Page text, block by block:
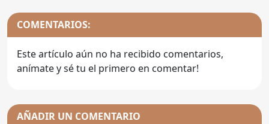
COMENTARIOS:
Este artículo aún no ha recibido comentarios,
anímate y sé tu el primero en comentar!
AÑADIR UN COMENTARIO